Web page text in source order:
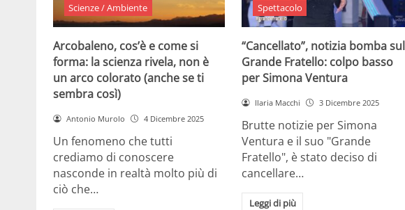
Scienze / Ambiente
Arcobaleno, cos’è e come si
forma: la scienza rivela, non è
un arco colorato (anche se ti
sembra così)
Antonio Murolo 4 Dicembre 2025
Un fenomeno che tutti
crediamo di conoscere
nasconde in realtà molto più di
ciò che…
Spettacolo
“Cancellato”, notizia bomba sul
Grande Fratello: colpo basso
per Simona Ventura
Ilaria Macchi 3 Dicembre 2025
Brutte notizie per Simona
Ventura e il suo "Grande
Fratello", è stato deciso di
cancellare…
Leggi di più